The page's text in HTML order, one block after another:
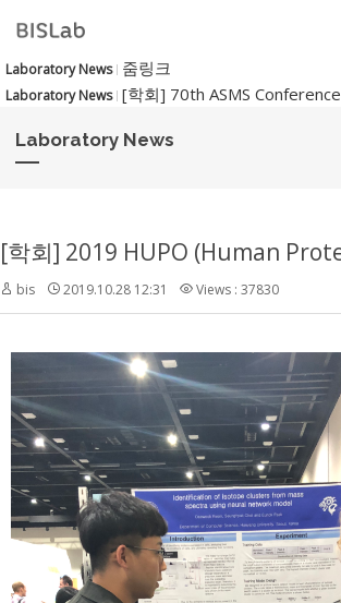
Laboratory News 줌링크
Laboratory News [학회] 70th ASMS Conference
Laboratory News
bis 2019.10.28 12:31 Views : 37830